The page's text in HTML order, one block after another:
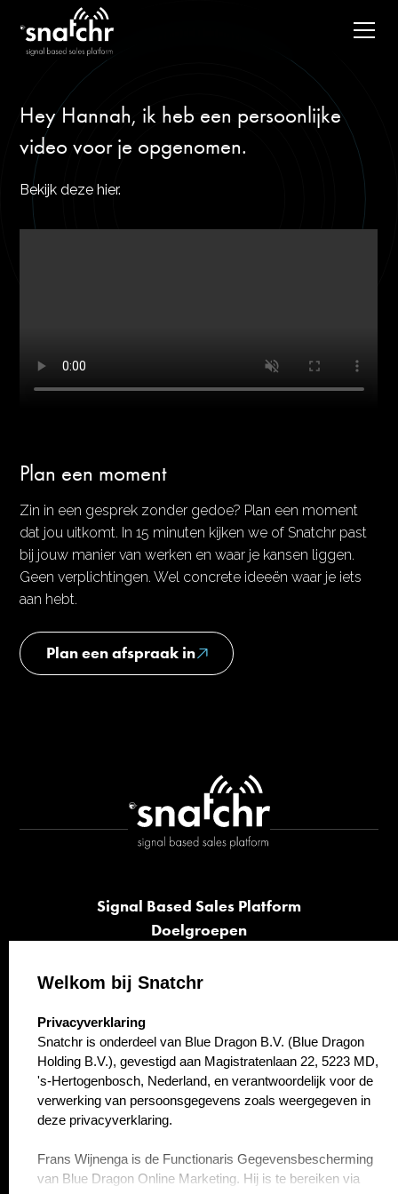
Hey Hannah, ik heb een persoonlijke
video voor je opgenomen.
Bekijk deze hier.
Plan een moment
Zin in een gesprek zonder gedoe? Plan een moment
dat jou uitkomt. In 15 minuten kijken we of Snatchr past
bij jouw manier van werken en waar je kansen liggen.
Geen verplichtingen. Wel concrete ideeën waar je iets
aan hebt.
Plan een afspraak in
Signal Based Sales Platform
Doelgroepen
Opvolging
Over ons
Contact
Welkom bij Snatchr
select language
Privacyverklaring
Snatchr is onderdeel van Blue Dragon B.V. (Blue Dragon
Holding B.V.), gevestigd aan Magistratenlaan 22, 5223 MD,
's-Hertogenbosch, Nederland, en verantwoordelijk voor de
verwerking van persoonsgegevens zoals weergegeven in
deze privacyverklaring.
Frans Wijnenga is de Functionaris Gegevensbescherming
van Blue Dragon Online Marketing. Hij is te bereiken via